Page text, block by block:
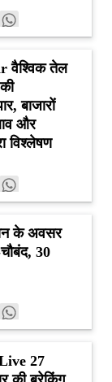
Twitter
वैश्विक तेल
बाजारों
और
विश्लेषण
Twitter
के अवसर
30
Twitter
27